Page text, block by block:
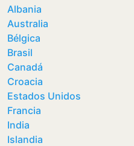
Albania
Australia
Bélgica
Brasil
Canadá
Croacia
Estados Unidos
Francia
India
Islandia